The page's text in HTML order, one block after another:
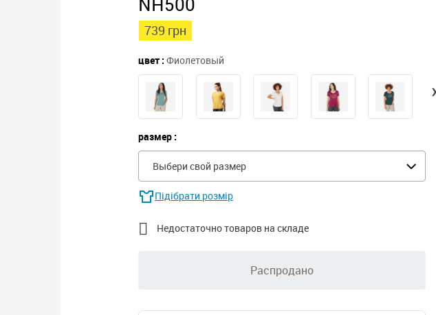
739 грн
цвет : Фиолетовый
размер :
Выбери свой размер
Підібрати розмір
 Недостаточно товаров на складе
Распродано